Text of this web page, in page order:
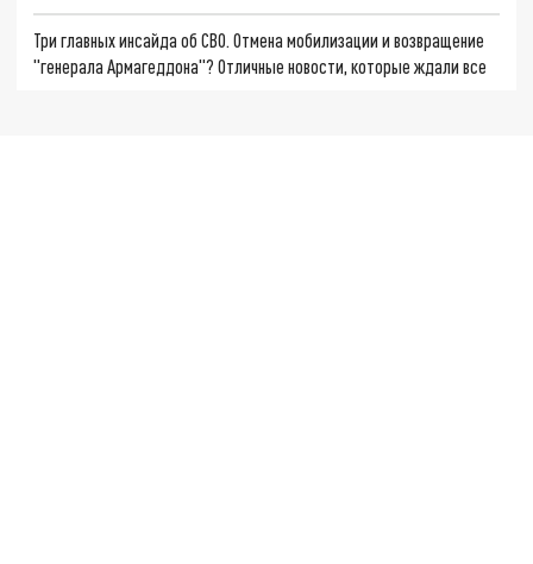
Три главных инсайда об СВО. Отмена мобилизации и возвращение
"генерала Армагеддона"? Отличные новости, которые ждали все